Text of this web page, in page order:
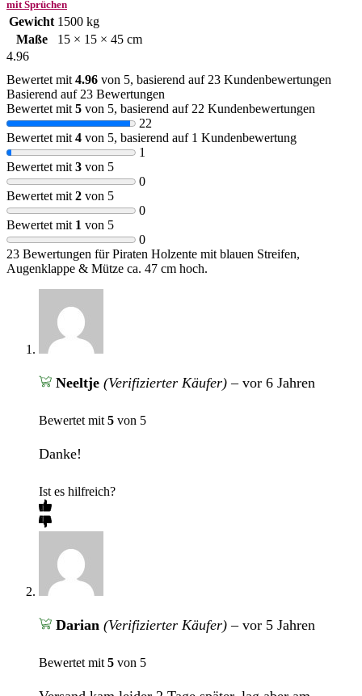
mit Sprüchen
Gewicht 1500 kg
Maße
15 × 15 × 45 cm
4.96
Bewertet mit 4.96 von 5, basierend auf 23 Kundenbewertungen
Basierend auf 23 Bewertungen
Bewertet mit 5 von 5, basierend auf 22 Kundenbewertungen
22
Bewertet mit 4 von 5, basierend auf 1 Kundenbewertung
1
Bewertet mit 3 von 5
0
Bewertet mit 2 von 5
0
Bewertet mit 1 von 5
0
23 Bewertungen fürPiraten Holzente mit blauen Streifen,
Augenklappe & Mütze ca. 47 cm hoch.
Neeltje (Verifizierter Käufer) – vor 6 Jahren
Bewertet mit 5 von 5
Danke!
Ist es hilfreich?
Darian (Verifizierter Käufer) – vor 5 Jahren
Bewertet mit 5 von 5